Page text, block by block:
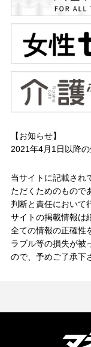
【お知らせ】
2021年4月1日以降の
当サイトに記載され
ただくためのもので
判断と責任において
サイトの掲載情報は
全ての情報の正確性
ラブル等の損失が被
ので、予めご了承下